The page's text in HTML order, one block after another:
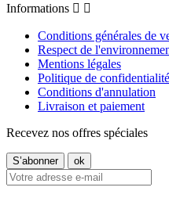
Informations  
Conditions générales de
Respect de
Mentions légales
Politique de confidentialité
Conditions d'annulation
Livraison et paiement
Recevez nos offres spéciales